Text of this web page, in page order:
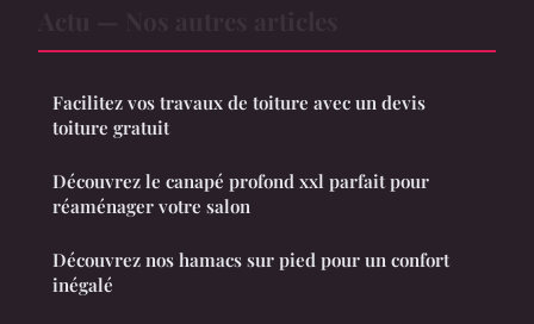
Facilitez vos travaux de toiture avec un devis
toiture gratuit
Découvrez le canapé profond xxl parfait pour
réaménager votre salon
Découvrez nos hamacs sur pied pour un confort
inégalé